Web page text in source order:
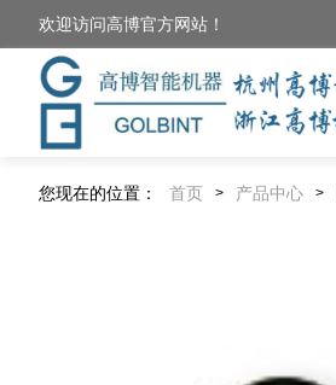
欢迎访问高博官方网站！
您现在的位置： 首页 > 产品中心 >